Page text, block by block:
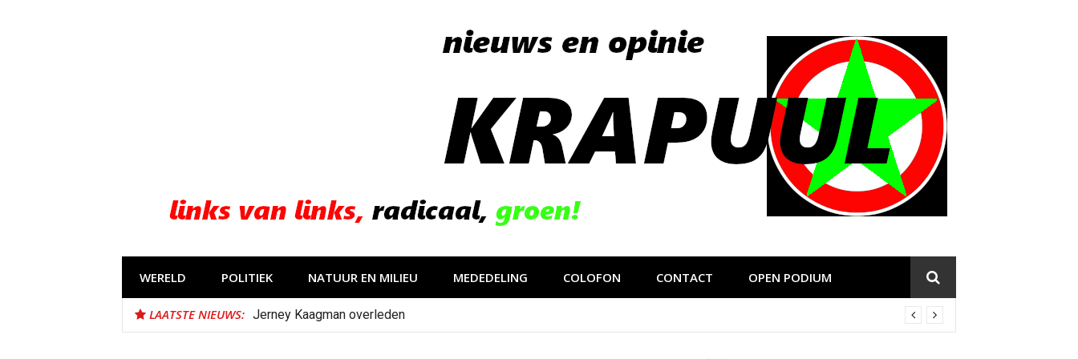
WERELD POLITIEK NATUUR EN MILIEU MEDEDELING COLOFON CONTACT OPEN PODIUM
LAATSTE NIEUWS: Jerney Kaagman overleden